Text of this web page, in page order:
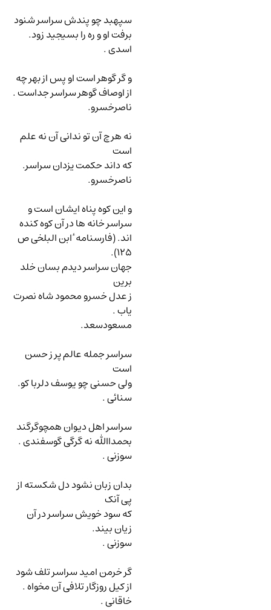
سپهبد چو پندش سراسر شنود
برفت او و ره را بسیجید زود.
اسدی .
و گر گوهر است او پس از بهر چه
از اوصاف گوهر سراسر جداست .
ناصرخسرو.
نه هرچ آن تو ندانی آن نه علم
است
که داند حکمت یزدان سراسر.
ناصرخسرو.
و این کوه پناه ایشان است و
سراسر خانه ها در آن کوه کنده
اند. (فارسنامه ٔ ابن البلخی ص
125
).
جهان سراسر دیدم بسان خلد
برین
ز عدل خسرو محمود شاه نصرت
یاب .
مسعودسعد.
سراسر جمله عالم پر ز حسن
است
ولی حسنی چو یوسف دلربا کو.
سنائی .
سراسر اهل دیوان همچوگرگند
بحمداﷲ نه گرگی گوسفندی .
سوزنی .
بدان زبان نشود دل شکسته از
پی آنک
که سود خویش سراسر در آن
زیان بیند.
سوزنی .
گر خرمن امید سراسر تلف شود
از کیل روزگار تلافی آن مخواه .
خاقانی .